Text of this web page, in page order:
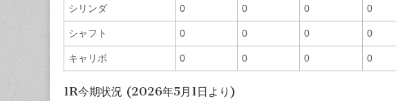
シリンダ 0 0 0 0
シャフト 0 0 0 0
キャリボ 0 0 0 0
1R今期状況 (2026年5月1日より)